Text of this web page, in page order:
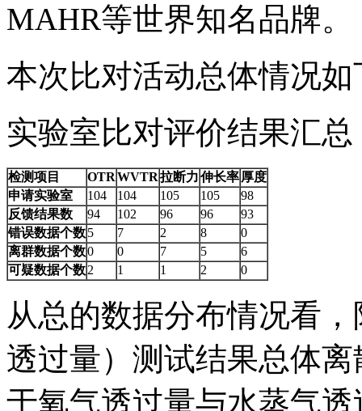
MAHR等世界知名品牌。
本次比对活动总体情况如
实验室比对评价结果
检测项目 OTRWVTR拉断力伸长率厚度
申请实验室
104 104 105 105
98
反馈结果数
94 102 96 96
93
错误数据个数5 7 2 8
0
离群数据个数0 0 7 5
6
可疑数据个数2 1 1 2 0
从总的数据分布情况看
透过量）测试结果总体
于氧气透过量与水蒸气